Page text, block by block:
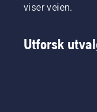
Og det er
aller
viser veien.
Utforsk